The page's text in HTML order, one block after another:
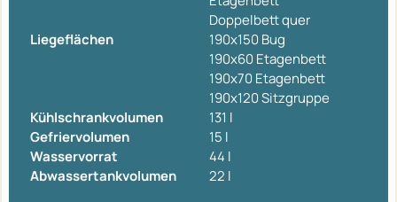
Doppelbett quer
Liegeflächen
190x150 Bug
190x60 Etagenbett
190x70 Etagenbett
190x120 Sitzgruppe
Kühlschrankvolumen
131 l
Gefriervolumen
15 l
Wasservorrat
44 l
Abwassertankvolumen
22 l